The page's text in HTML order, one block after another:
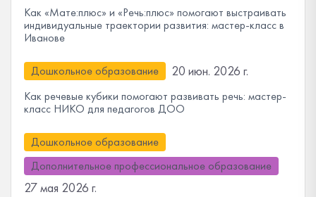
Как «Мате:плюс» и «Речь:плюс» помогают выстраивать
индивидуальные траектории развития: мастер-класс в
Иванове
Дошкольное образование 20 июн. 2026 г.
Как речевые кубики помогают развивать речь: мастер-
класс НИКО для педагогов ДОО
Дошкольное образование
Дополнительное профессиональное образование
27 мая 2026 г.